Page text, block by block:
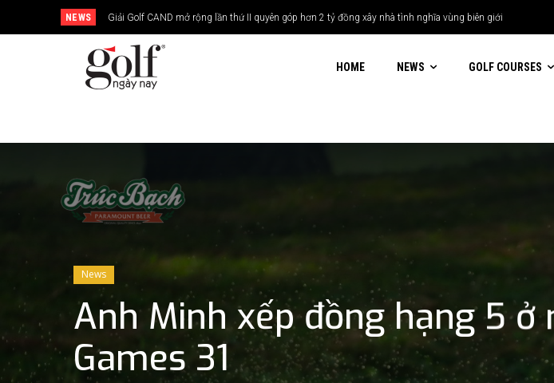
NEWS Giải Golf CAND mở rộng lần thứ II quyên góp hơn 2 tỷ đồng xây nhà tình nghĩa vùng biên giới
24H Group tổ chức giải golf kỷ niệm 15 năm thành lập
HOME NEWS GOLF COURSES
News
Anh Minh xếp đồng hạng 5 ở
Games 31